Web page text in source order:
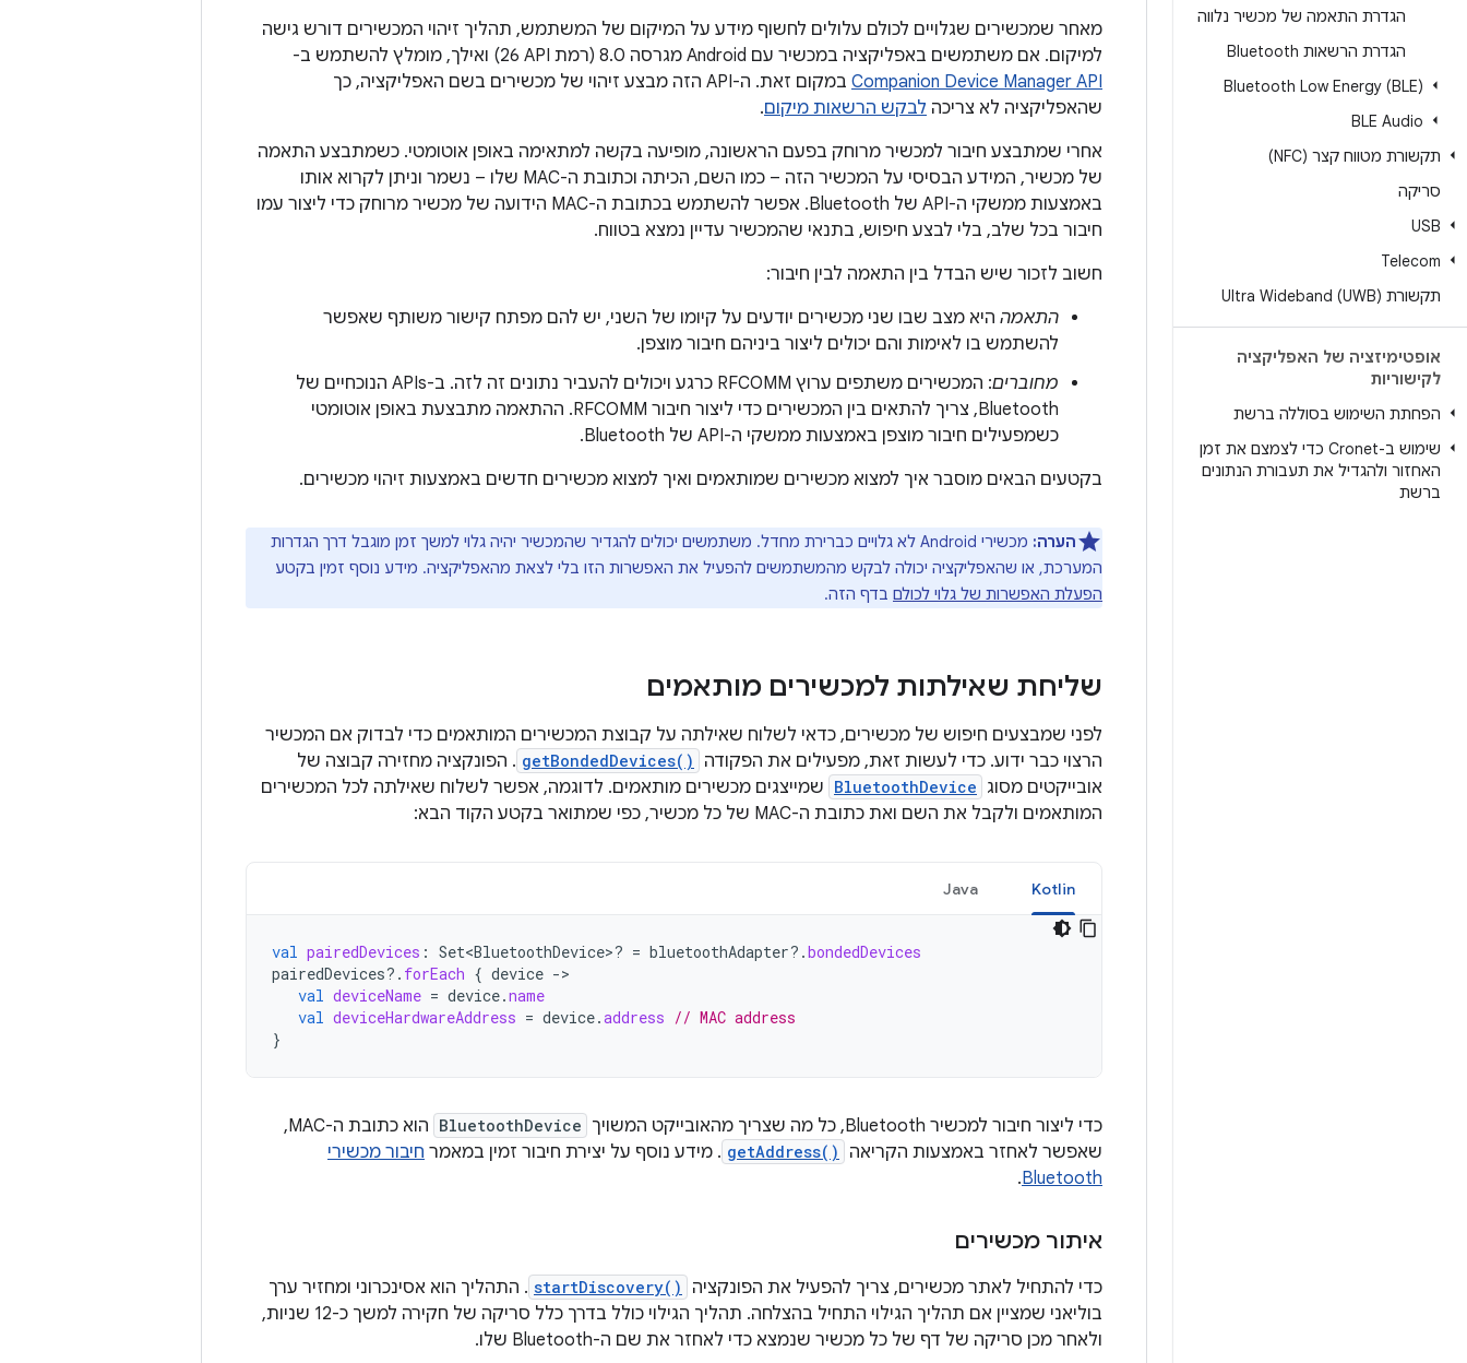
הגדרת התאמה של מכשיר נלווה
הגדרת הרשאות Bluetooth
Bluetooth Low Energy (BLE)‎
BLE Audio
תקשורת מטווח קצר (NFC)
סריקה
USB
Telecom
תקשורת Ultra Wideband (UWB)
אופטימיזציה של האפליקציה
לקישוריות
הפחתת השימוש בסוללה ברשת
שימוש ב-Cronet כדי לצמצם את זמן
האחזור ולהגדיל את תעבורת הנתונים
ברשת
מאחר שמכשירים שגלויים לכולם עלולים לחשוף מידע על המיקום של המשתמש, תהליך זיהוי המכשירים דורש גישה
למיקום. אם משתמשים באפליקציה במכשיר עם Android מגרסה 8.0 (רמת API‏ 26) ואילך, מומלץ להשתמש ב-
Companion Device Manager API
במקום זאת. ה-API הזה מבצע זיהוי של מכשירים בשם האפליקציה, כך
שהאפליקציה לא צריכה לבקש הרשאות מיקום.
אחרי שמתבצע חיבור למכשיר מרוחק בפעם הראשונה, מופיעה בקשה למתאימה באופן אוטומטי. כשמתבצע התאמה
של מכשיר, המידע הבסיסי על המכשיר הזה – כמו השם, הכיתה וכתובת ה-MAC שלו – נשמר וניתן לקרוא אותו
באמצעות ממשקי ה-API של Bluetooth. אפשר להשתמש בכתובת ה-MAC הידועה של מכשיר מרוחק כדי ליצור עמו
חיבור בכל שלב, בלי לבצע חיפוש, בתנאי שהמכשיר עדיין נמצא בטווח.
חשוב לזכור שיש הבדל בין התאמה לבין חיבור:
התאמה היא מצב שבו שני מכשירים יודעים על קיומו של השני, יש להם מפתח קישור משותף שאפשר
להשתמש בו לאימות והם יכולים ליצור ביניהם חיבור מוצפן.
מחוברים
: המכשירים משתפים ערוץ RFCOMM כרגע ויכולים להעביר נתונים זה לזה. ב-APIs הנוכחיים של
Bluetooth, צריך להתאים בין המכשירים כדי ליצור חיבור RFCOMM. ההתאמה מתבצעת באופן אוטומטי
כשמפעילים חיבור מוצפן באמצעות ממשקי ה-API של Bluetooth.
בקטעים הבאים מוסבר איך למצוא מכשירים שמותאמים ואיך למצוא מכשירים חדשים באמצעות זיהוי מכשירים.
הערה:
מכשירי Android לא גלויים כברירת מחדל. משתמשים יכולים להגדיר שהמכשיר יהיה גלוי למשך זמן מוגבל דרך הגדרות
המערכת, או שהאפליקציה יכולה לבקש מהמשתמשים להפעיל את האפשרות הזו בלי לצאת מהאפליקציה. מידע נוסף זמין בקטע
הפעלת האפשרות של גלוי לכולם בדף הזה.
שליחת שאילתות למכשירים מותאמים
לפני שמבצעים חיפוש של מכשירים, כדאי לשלוח שאילתה על קבוצת המכשירים המותאמים כדי לבדוק אם המכשיר
הרצוי כבר ידוע. כדי לעשות זאת, מפעילים את הפקודה
getBondedDevices() . הפונקציה מחזירה קבוצה של
אובייקטים מסוג BluetoothDevice שמייצגים מכשירים מותאמים. לדוגמה, אפשר לשלוח שאילתה לכל המכשירים
המותאמים ולקבל את השם ואת כתובת ה-MAC של כל מכשיר, כפי שמתואר בקטע הקוד הבא:
Kotlin
Java
val pairedDevices : Set<BluetoothDevice>? = bluetoothAdapter?.bondedDevices
pairedDevices?. forEach { device -
val deviceName = device.name
val deviceHardwareAddress = device.address // MAC address
}
כדי ליצור חיבור למכשיר Bluetooth, כל מה שצריך מהאובייקט המשויך BluetoothDevice
הוא כתובת ה-MAC,
שאפשר לאחזר באמצעות הקריאה
getAddress() . מידע נוסף על יצירת חיבור זמין במאמר חיבור מכשירי
Bluetooth
.
איתור מכשירים
כדי להתחיל לאתר מכשירים, צריך להפעיל את הפונקציה startDiscovery() . התהליך הוא אסינכרוני ומחזיר ערך
בוליאני שמציין אם תהליך הגילוי התחיל בהצלחה. תהליך הגילוי כולל בדרך כלל סריקה של חקירה למשך כ-12 שניות,
ולאחר מכן סריקה של דף של כל מכשיר שנמצא כדי לאחזר את שם ה-Bluetooth שלו.